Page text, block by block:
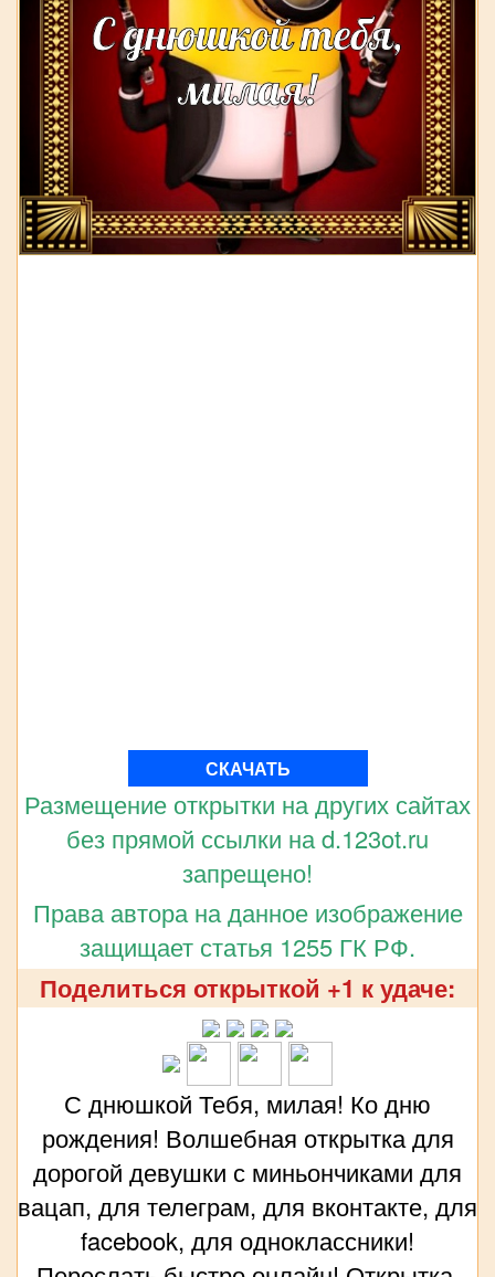
СКАЧАТЬ
Размещение открытки на других сайтах
без прямой ссылки на d.123ot.ru
запрещено!
Права автора на данное изображение
защищает статья 1255 ГК РФ.
Поделиться открыткой +1 к удаче:
С днюшкой Тебя, милая! Ко дню
рождения! Волшебная открытка для
дорогой девушки с миньончиками для
вацап, для телеграм, для вконтакте, для
facebook, для одноклассники!